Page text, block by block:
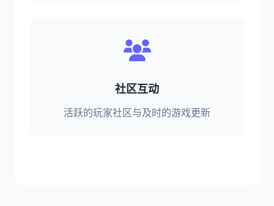
社区互动
活跃的玩家社区与及时的游戏更新